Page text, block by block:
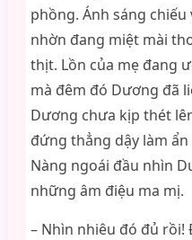
phồng. Ánh sáng
nhờn đang miệt mài
thịt. Lồn của mẹ đang
mà đêm đó Dương đã
Dương chưa kịp thét
đứng thẳng dậy làm
Nàng ngoái đầu nhìn
những âm điệu ma mị.
– Nhìn nhiêu đó đủ rồi!